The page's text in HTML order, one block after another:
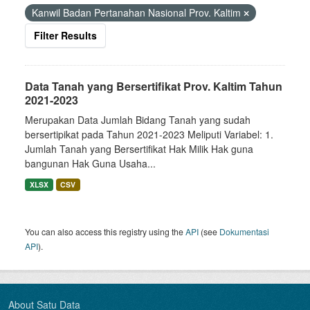
Kanwil Badan Pertanahan Nasional Prov. Kaltim
Filter Results
Data Tanah yang Bersertifikat Prov. Kaltim Tahun
2021-2023
Merupakan Data Jumlah Bidang Tanah yang sudah
bersertipikat pada Tahun 2021-2023 Meliputi Variabel: 1.
Jumlah Tanah yang Bersertifikat Hak Milik Hak guna
bangunan Hak Guna Usaha...
XLSX CSV
You can also access this registry using theAPI (see Dokumentasi
API).
About Satu Data